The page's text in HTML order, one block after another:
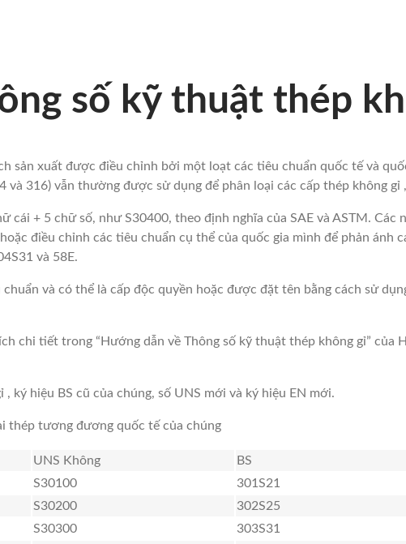
số kỹ thuật thép
sản xuất được điều chỉnh bởi một loạt các tiêu chuẩn quốc tế và
và 316) vẫn thường được sử dụng để phân loại các cấp thép không
cái + 5 chữ số, như S30400, theo định nghĩa của SAE và ASTM.
điều chỉnh các tiêu chuẩn cụ thể của quốc gia mình để phản ánh
và 58E.
và có thể là cấp độc quyền hoặc được đặt tên bằng cách sử
chi tiết trong “Hướng dẫn về Thông số kỹ thuật thép không gỉ” của
ký hiệu BS cũ của chúng, số UNS mới và ký hiệu EN mới.
thép tương đương quốc tế của chúng
UNS Không BS
S30100 301S21
S30200 302S25
S30300 303S31